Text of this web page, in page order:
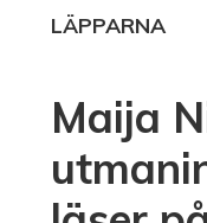
LÄPPARNA
Maija